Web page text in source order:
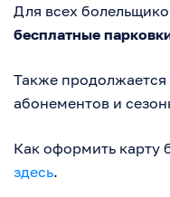
Для всех
бесплатные
Также
абонементов и
Как оформить карту
здесь.